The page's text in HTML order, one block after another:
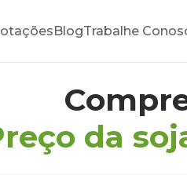
BlogTrabalhe
da